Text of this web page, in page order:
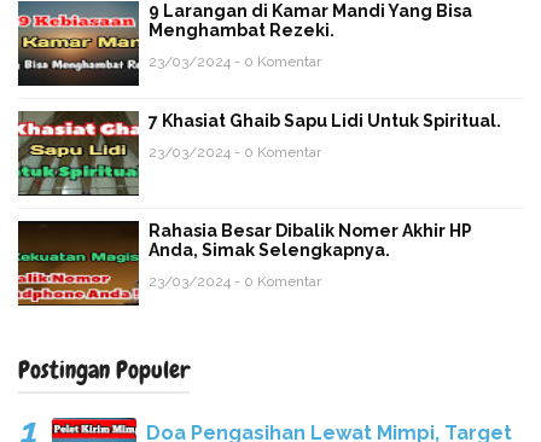
9 Larangan di Kamar Mandi Yang Bisa
Menghambat Rezeki.
23/03/2024 - 0 Komentar
7 Khasiat Ghaib Sapu Lidi Untuk Spiritual.
23/03/2024 - 0 Komentar
Rahasia Besar Dibalik Nomer Akhir HP
Anda, Simak Selengkapnya.
23/03/2024 - 0 Komentar
Postingan Populer
Doa Pengasihan Lewat Mimpi, Target